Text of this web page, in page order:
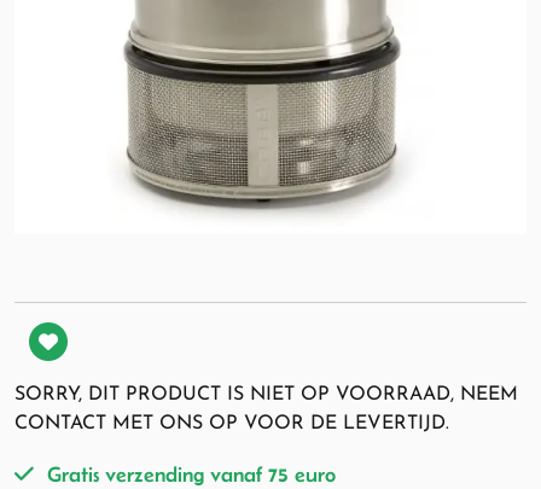
SORRY, DIT PRODUCT IS NIET OP VOORRAAD, NEEM
CONTACT MET ONS OP VOOR DE LEVERTIJD.
Gratis verzending vanaf 75 euro